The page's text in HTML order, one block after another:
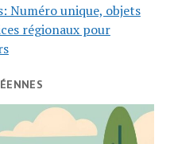
Numéro unique, objets
régionaux pour